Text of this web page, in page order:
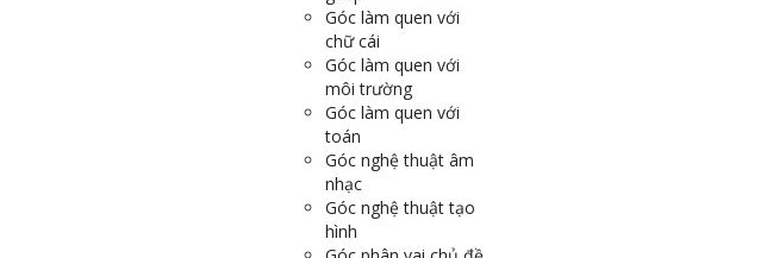
Góc làm quen với
chữ cái
Góc làm quen với
môi trường
Góc làm quen với
toán
Góc nghệ thuật âm
nhạc
Góc nghệ thuật tạo
hình